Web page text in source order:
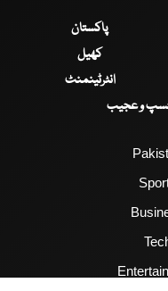
پاکستان
کھیل
انٹرٹینمنٹ
و عجیب